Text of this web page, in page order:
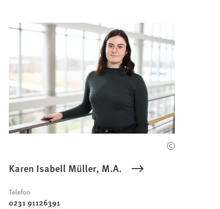
Karen Isabell Müller, M.A.
Telefon
0231 91126391